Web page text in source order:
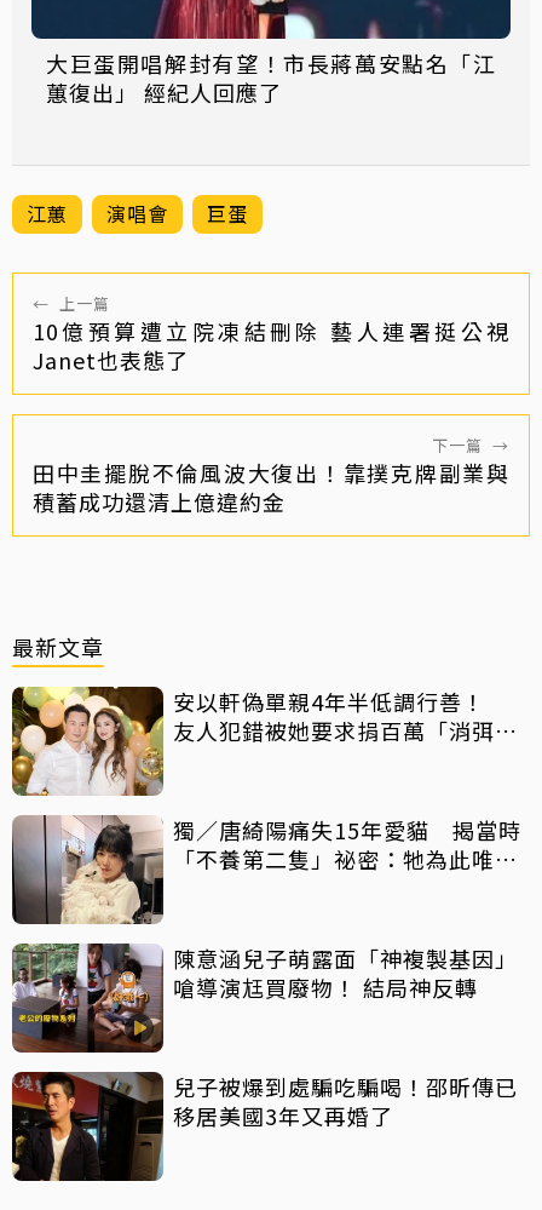
大巨蛋開唱解封有望！市長蔣萬安點名「江
蕙復出」 經紀人回應了
江蕙 演唱會 巨蛋
← 上一篇
10億預算遭立院凍結刪除 藝人連署挺公視
Janet也表態了
下一篇 →
田中圭擺脫不倫風波大復出！靠撲克牌副業與
積蓄成功還清上億違約金
最新文章
安以軒偽單親4年半低調行善！
友人犯錯被她要求捐百萬「消弭不
獨／唐綺陽痛失15年愛貓 揭當時
「不養第二隻」祕密：牠為此唯一
陳意涵兒子萌露面「神複製基因」
嗆導演尪買廢物！ 結局神反轉
兒子被爆到處騙吃騙喝！邵昕傳已
移居美國3年又再婚了